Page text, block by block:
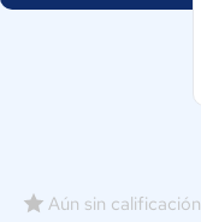
Aún sin calificación